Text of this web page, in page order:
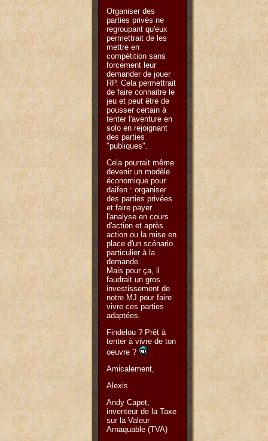
Organiser des
parties privés ne
regroupant qu'eux
permettrait de les
mettre en
compétition sans
forcement leur
demander de jouer
RP. Cela permettrait
de faire connaitre le
jeu et peut être de
pousser certain à
tenter l'aventure en
solo en rejoignant
des parties
"publiques".
Cela pourrait même
devenir un modèle
économique pour
daifen : organiser
des parties privées
et faire payer
l'analyse en cours
d'action et après
action ou la mise en
place d'un scénario
particulier à la
demande.
Mais pour ça, il
faudrait un gros
investissement de
notre MJ pour faire
vivre ces parties
adaptées.
Findelou ? Prêt à
tenter à vivre de ton
oeuvre ?
Amicalement,
Alexis
Andy Capet,
inventeur de la Taxe
sur la Valeur
Arnaquable (TVA)